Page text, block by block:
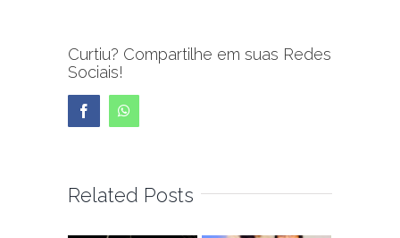
Curtiu? Compartilhe em suas Redes
Sociais!
Facebook
Related Posts